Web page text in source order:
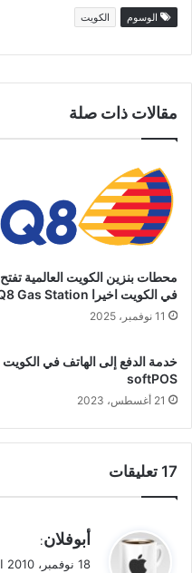
الوسوم الكويت
مقالات ذات صلة
محطات بنزين الكويت العالمية تفتح
في الكويت اخيرا Q8 Gas Station
11 نوفمبر، 2025
خدمة الدفع إلى الهاتف في الكويت
softPOS
21 أغسطس، 2023
‫17 تعليقات
ي
ق
أبوفلان:
18 نوفمبر، 2010 الساعة 12:35 ص